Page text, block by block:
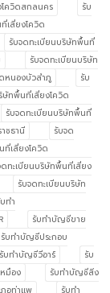
โควิดสกลนคร
รับ
เสี่ยงโควิด
รับจดทะเบียนบริษัทพื้นที่
รับจดทะเบียนบริษัท
หนองบัวลำภู
รับ
ษัทพื้นที่เสี่ยงโควิด
รับจดทะเบียนบริษัทพื้นที่
ชธานี
รับจด
ที่เสี่ยงโควิด
ดทะเบียนบริษัทพื้นที่เสี่ยง
รับจดทะเบียนบริษัท
ทำ
รับทำบัญชีขาย
รับทำบัญชีประกอบ
รับทำบัญชีวีอาร์
รับ
มือง
รับทำบัญชีสิ่ง
อท่าแพ
รับทำ